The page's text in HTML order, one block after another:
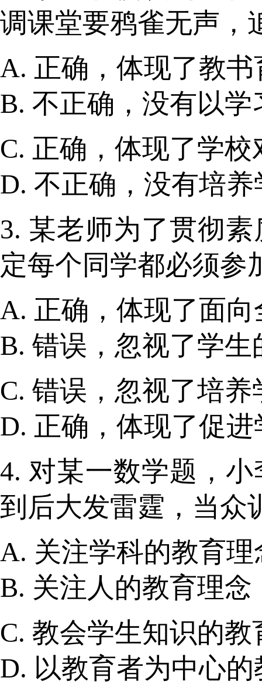
调课堂要鸦雀无声，
A. 正确，体现了教
B. 不正确，没有以学
C. 正确，体现了学
D. 不正确，没有培
3. 某老师为了贯彻
定每个同学都必须参
A. 正确，体现了面
B. 错误，忽视了学生
C. 错误，忽视了培
D. 正确，体现了促
4. 对某一数学题，
到后大发雷霆，当众
A. 关注学科的教育理
B. 关注人的教育理念
C. 教会学生知识的教
D. 以教育者为中心